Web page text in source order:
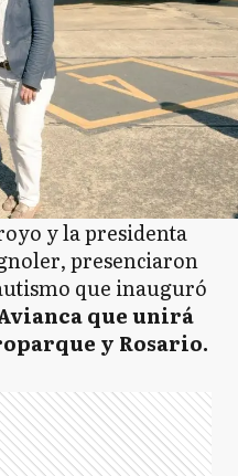
y la presidenta
presenciaron
que inauguró
que unirá
y Rosario.